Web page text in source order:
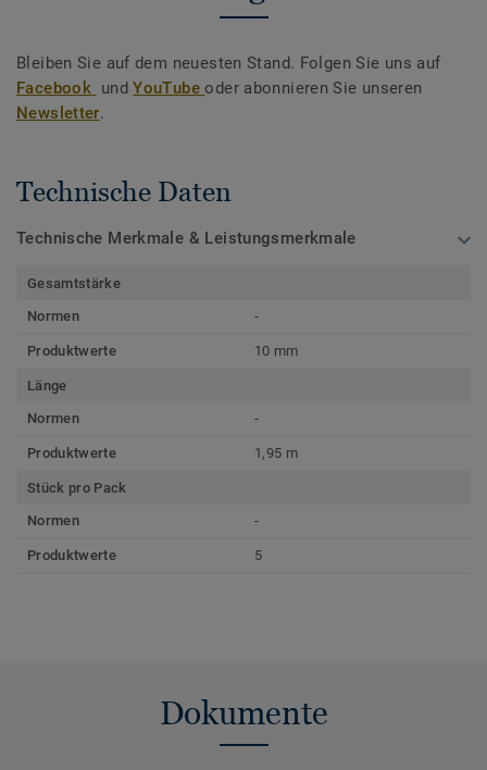
Bleiben Sie auf dem neuesten Stand. Folgen Sie uns auf
Facebook undYouTubeoder abonnieren Sie unseren
Newsletter.
Technische Daten
Technische Merkmale & Leistungsmerkmale
Gesamtstärke
Normen
-
Produktwerte 10 mm
Länge
Normen
-
Produktwerte 1,95 m
Stück pro Pack
Normen
-
Produktwerte 5
Dokumente